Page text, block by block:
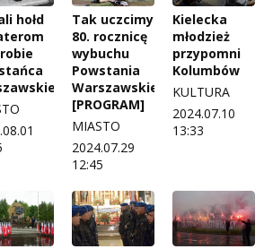
hołd
Tak uczcimy
80. rocznicę
wybuchu
Powstania
Warszawskiego
[PROGRAM]
MIASTO
2024.07.29
12:45
Kielecka
młodzież
przypomni
Kolumbów
KULTURA
2024.07.10
13:33